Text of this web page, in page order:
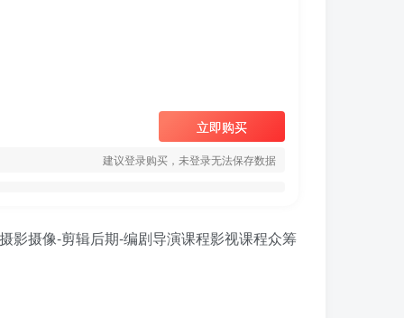
立即购买
建议登录购买，未登录无法保存数据